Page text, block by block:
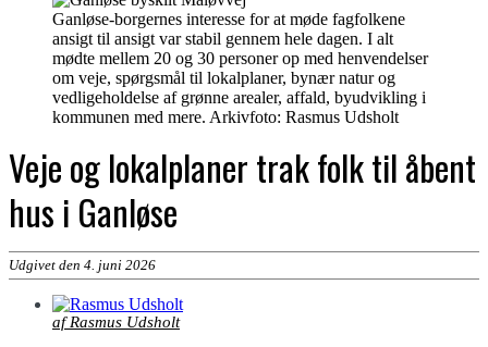
Ganløse-borgernes interesse for at møde fagfolkene
ansigt til ansigt var stabil gennem hele dagen. I alt
mødte mellem 20 og 30 personer op med henvendelser
om veje, spørgsmål til lokalplaner, bynær natur og
vedligeholdelse af grønne arealer, affald, byudvikling i
kommunen med mere. Arkivfoto: Rasmus Udsholt
Veje og lokalplaner trak folk til åbent
hus i Ganløse
Udgivet den 4. juni 2026
af Rasmus Udsholt